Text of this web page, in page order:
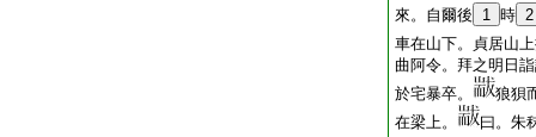
來。自爾後
1 時 2
車在山下。貞居山
曲阿令。拜之明日
於宅暴卒。
狼狽
在梁上。
曰。朱